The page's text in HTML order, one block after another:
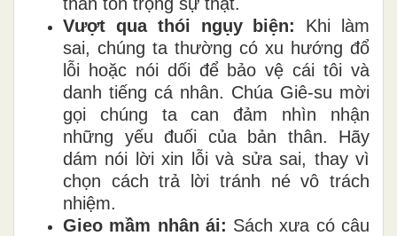
Vượt qua thói ngụy biện:
Khi làm
sai, chúng ta thường có xu hướng đổ
lỗi hoặc nói dối để bảo vệ cái tôi và
danh tiếng cá nhân. Chúa Giê-su mời
gọi chúng ta can đảm nhìn nhận
những yếu đuối của bản thân. Hãy
dám nói lời xin lỗi và sửa sai, thay vì
chọn cách trả lời tránh né vô trách
nhiệm.
Gieo mầm nhân ái: Sách xưa có câu